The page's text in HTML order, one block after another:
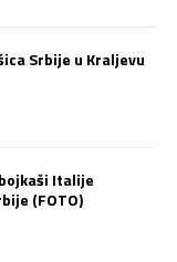
Srbije u Kraljevu
Italije
(FOTO)